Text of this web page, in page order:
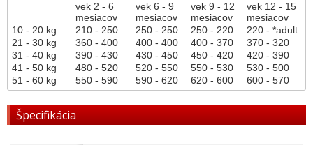
vek 2 - 6
mesiacov
vek 6 - 9
mesiacov
vek 9 - 12
mesiacov
vek 12 - 15
mesiacov
10 - 20 kg
210 - 250 250 - 250 250 - 220
220 - *adult
21 - 30 kg
360 - 400 400 - 400 400 - 370
370 - 320
31 - 40 kg
390 - 430 430 - 450 450 - 420
420 - 390
41 - 50 kg
480 - 520 520 - 550 550 - 530
530 - 500
51 - 60 kg
550 - 590 590 - 620 620 - 600 600 - 570
Špecifikácia